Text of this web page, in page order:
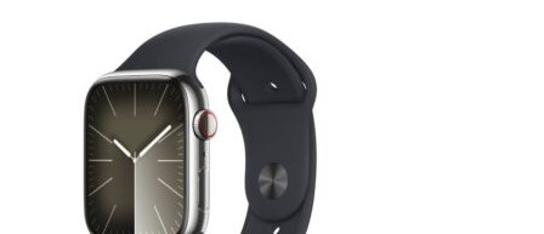
era:
1.009,00€.
è:
649,00€.